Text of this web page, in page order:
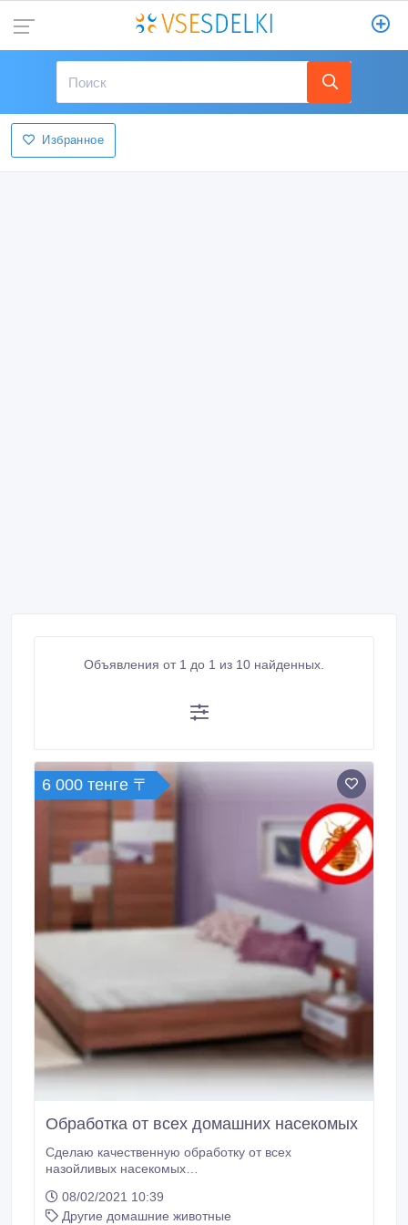
Избранное
Объявления от 1 до 1 из 10 найденных.
6 000 тенге 〒
Обработка от всех домашних насекомых
Сделаю качественную обработку от всех
назойливых насекомых
проверенные и качественные химические вещества
производство России .Не оставляют пятен и с
08/02/2021 10:39
Другие домашние животные